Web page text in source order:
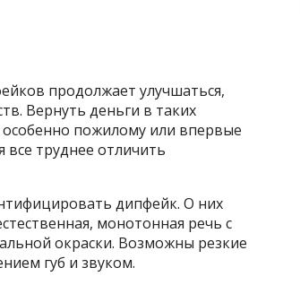
продолжает улучшаться,
Вернуть деньги в таких
особенно пожилому или впервые
все труднее отличить
дипфейк. О них
монотонная речь с
окраски. Возможны резкие
губ и звуком.